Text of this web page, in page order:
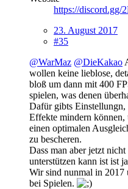
https://discord.gg/
23. August 2017
#35
@WarMaz @DieKakao
wollen keine lieblose,
bloß um dann mit 400
spielen, was denen
Dafür gibts Einstellungn,
Effekte mindern können,
einen optimalen
zu bescheren.
Dass man aber jetzt
unterstützen kann ist ist
Wir sind nunmal in 2017
bei Spielen.